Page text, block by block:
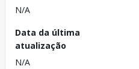
N/A
Data da última
atualização
N/A